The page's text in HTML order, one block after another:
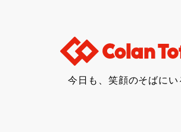
今日も、笑顔のそばにい